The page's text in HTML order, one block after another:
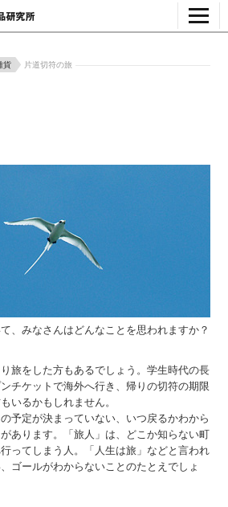
貨 片道切符の旅
、みなさんはどんなことを思われますか？
旅をした方もあるでしょう。学生時代の長
チケットで海外へ行き、帰りの切符の期限
いるかもしれません。
予定が決まっていない、いつ戻るかわから
あります。「旅人」は、どこか知らない町
ってしまう人。「人生は旅」などと言われ
ゴールがわからないことのたとえでしょ